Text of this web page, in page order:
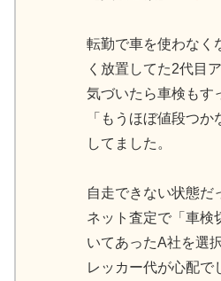
転勤で車を使わなく
く放置してた2代目ア
気づいたら車検もす
「もうほぼ値段つ
してました。
自走できない状態だ
ネット査定で「車検
いてあったA社を選択
レッカー代が心配で